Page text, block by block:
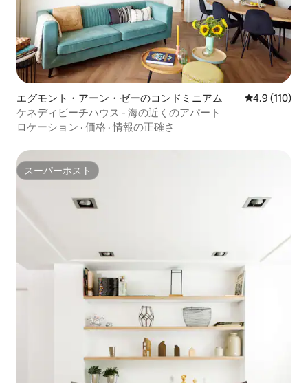
エグモント・アーン・ゼーのコンドミニアム レビュー110
4.9 (110)
ケネディビーチハウス - 海の近くのアパート
ロケーション · 価格 ·情報の正確さ
スーパーホスト
スーパーホスト